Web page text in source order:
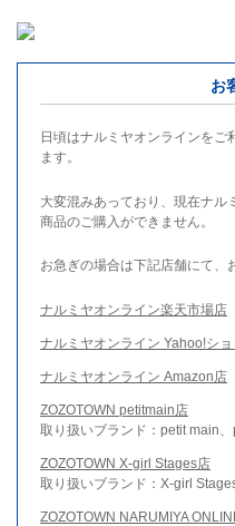
お
日頃はナルミヤオンラインを
ます。
大変混みあっており、現在ナル
商品のご購入ができません。
お急ぎの場合は下記店舗にて、
ナルミヤオンライン楽天市場店
ナルミヤオンライン Yahoo!シ
ナルミヤオンライン Amazon店
ZOZOTOWN petitmain店
取り扱いブランド：petit main
ZOZOTOWN X-girl Stages店
取り扱いブランド：X-girl
ZOZOTOWN NARUMIYA